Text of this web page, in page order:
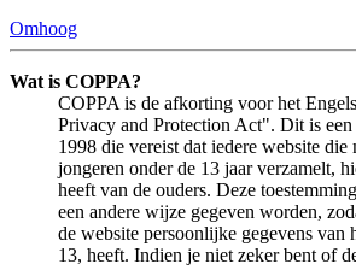
Omhoog
Wat is COPPA?
COPPA is de afkorting voor het
Privacy and Protection Act". Dit is
1998 die vereist dat iedere website
jongeren onder de 13 jaar verzamelt,
heeft van de ouders. Deze
een andere wijze gegeven worden,
de website persoonlijke gegevens van
13, heeft. Indien je niet zeker bent of